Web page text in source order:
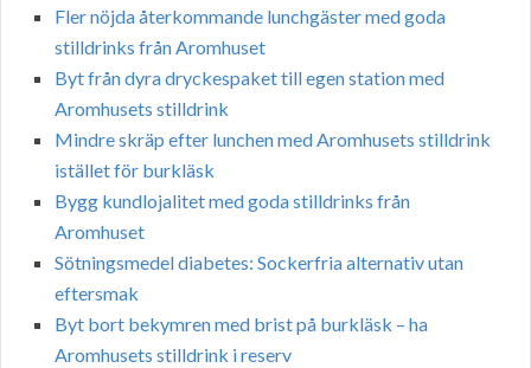
Fler nöjda återkommande lunchgäster med goda
stilldrinks från Aromhuset
Byt från dyra dryckespaket till egen station med
Aromhusets stilldrink
Mindre skräp efter lunchen med Aromhusets stilldrink
istället för burkläsk
Bygg kundlojalitet med goda stilldrinks från
Aromhuset
Sötningsmedel diabetes: Sockerfria alternativ utan
eftersmak
Byt bort bekymren med brist på burkläsk – ha
Aromhusets stilldrink i reserv